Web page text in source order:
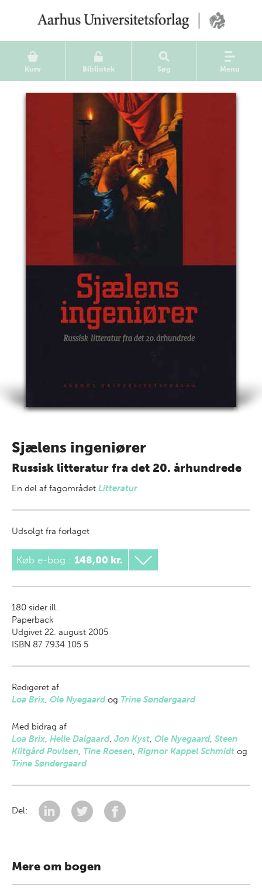
Kurv Bibliotek Søg Menu
Sjælens ingeniører
Russisk litteratur fra det 20. århundrede
En del af fagområdet Litteratur
Udsolgt fra forlaget
Køb e-bog : 148,00 kr.
180 sider ill.
Paperback
Udgivet 22. august 2005
ISBN 87 7934 105 5
Redigeret af
Loa Brix, Ole Nyegaardog Trine Søndergaard
Med bidrag af
Loa Brix, Helle Dalgaard, Jon Kyst, Ole Nyegaard, Steen
Klitgård Povlsen, Tine Roesen, Rigmor Kappel Schmidt og
Trine Søndergaard
Del:
Mere om bogen